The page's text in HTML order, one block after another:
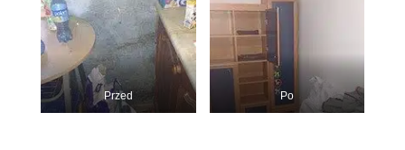
Przed Po